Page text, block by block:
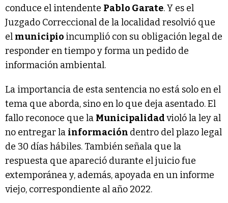
conduce el intendente Pablo Garate. Y es el
Juzgado Correccional de la localidad resolvió que
el municipio incumplió con su obligación legal de
responder en tiempo y forma un pedido de
información ambiental.
La importancia de esta sentencia no está solo en el
tema que aborda, sino en lo que deja asentado. El
fallo reconoce que la Municipalidadvioló la ley al
no entregar la información dentro del plazo legal
de 30 días hábiles. También señala que la
respuesta que apareció durante el juicio fue
extemporánea y, además, apoyada en un informe
viejo, correspondiente al año 2022.